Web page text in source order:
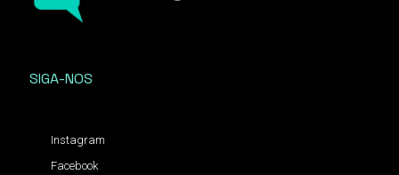
SIGA-NOS
Instagram
Facebook